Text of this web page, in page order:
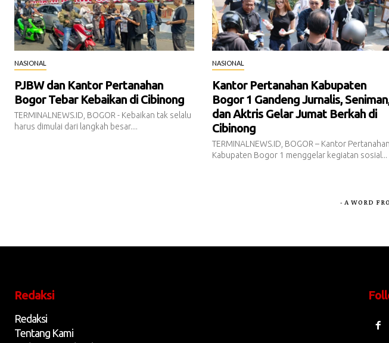
NASIONAL
PJBW dan Kantor Pertanahan
Bogor Tebar Kebaikan di Cibinong
TERMINALNEWS.ID, BOGOR - Kebaikan tak selalu
harus dimulai dari langkah besar....
NASIONAL
Kantor Pertanahan Kabupaten
Bogor 1 Gandeng Jurnalis,
dan Aktris Gelar Jumat Berkah di
Cibinong
TERMINALNEWS.ID, BOGOR – Kantor Pertanahan
Kabupaten Bogor 1 menggelar kegiatan sosial...
- A WORD
Redaksi
Redaksi
Tentang Kami